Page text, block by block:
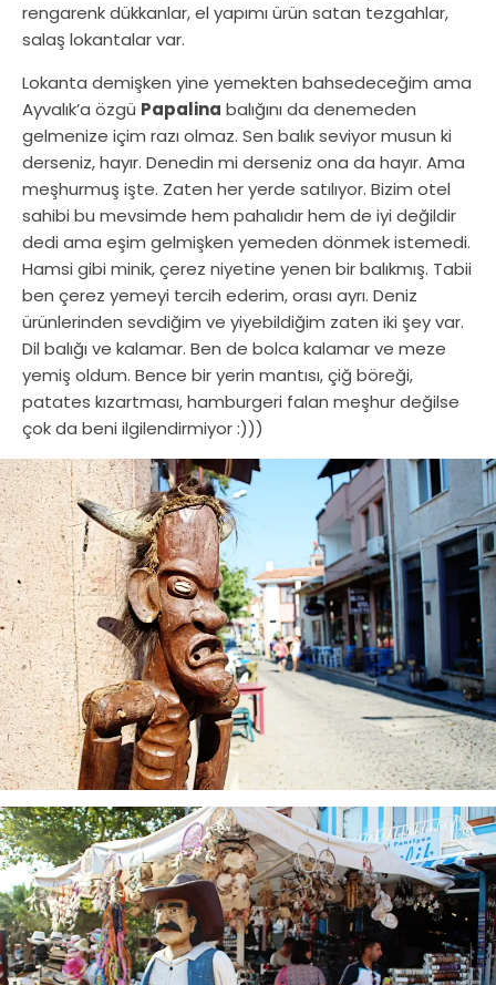
rengarenk dükkanlar, el yapımı ürün satan tezgahlar,
salaş lokantalar var.
Lokanta demişken yine yemekten bahsedeceğim ama
Ayvalık’a özgü Papalina balığını da denemeden
gelmenize içim razı olmaz. Sen balık seviyor musun ki
derseniz, hayır. Denedin mi derseniz ona da hayır. Ama
meşhurmuş işte. Zaten her yerde satılıyor. Bizim otel
sahibi bu mevsimde hem pahalıdır hem de iyi değildir
dedi ama eşim gelmişken yemeden dönmek istemedi.
Hamsi gibi minik, çerez niyetine yenen bir balıkmış. Tabii
ben çerez yemeyi tercih ederim, orası ayrı. Deniz
ürünlerinden sevdiğim ve yiyebildiğim zaten iki şey var.
Dil balığı ve kalamar. Ben de bolca kalamar ve meze
yemiş oldum. Bence bir yerin mantısı, çiğ böreği,
patates kızartması, hamburgeri falan meşhur değilse
çok da beni ilgilendirmiyor :)))